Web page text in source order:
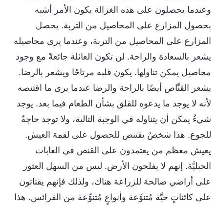
وعندما يحصلون على هذه الغزالة يكون الأمر أشبه
بحصول المزارع على المحاصيل من التربة. يحصل
المزارع على المحاصيل من التربة، وعندما يرى محاصيله
يشعر بالسعادة والراحة. لن تكون العائلة جائعةً مع وجود
محاصيل يمكن تناولها. يكون قلبه مرتاحًا ويشعر بالرضا.
يشعر القنَّاص أيضًا بالراحة والرضا عندما يرى ما اقتنصه
لأنه لا يوجد ما يدعوه للقلق بشأن الطعام فيما بعد. يوجد
شيءٌ يمكن أن يتناوله في الوجبة التالية، ولا توجد حاجةٌ
للجوع. هذا شخصٌ يقتنص للحصول على لقمة العيش.
يعيش معظم من يعتمدون على القنص في الغابات
الجبليَّة. إنهم لا يفلحون الأرض. ليس من السهل العثور
على أراضي صالحة للزراعة هناك، ولذلك فإنهم يقتاتون
على كائناتٍ حيَّة مُتنوِّعة وأنواعٍ مُتنوِّعة من الفرائس. هذا